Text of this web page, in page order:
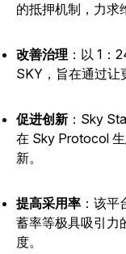
的抵押机制，力求
改善治理 ：以 1：
SKY，旨在通过让
促进创新 ：Sky
在 Sky Protocol
新。
提高采用率 ：该
蓄率等极具吸引力
度。